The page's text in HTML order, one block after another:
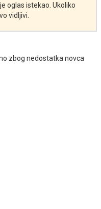
oglas istekao. Ukoliko
vidljivi.
zbog nedostatka novca